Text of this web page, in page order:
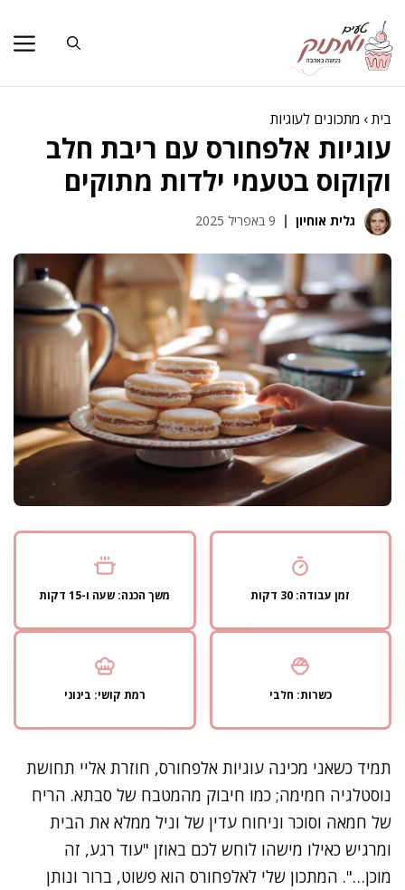
לתוכן
בית› מתכונים לעוגיות
עוגיות אלפחורס עם ריבת חלב
וקוקוס בטעמי ילדות מתוקים
גלית אוחיון 9 באפריל 2025
זמן עבודה: 30 דקות משך הכנה: שעה ו-15 דקות
כשרות: חלבי רמת קושי: בינוני
תמיד כשאני מכינה עוגיות אלפחורס, חוזרת אליי תחושת
נוסטלגיה חמימה; כמו חיבוק מהמטבח של סבתא. הריח
של חמאה וסוכר וניחוח עדין של וניל ממלא את הבית
ומרגיש כאילו מישהו לוחש לכם באוזן "עוד רגע, זה
מוכן…". המתכון שלי לאלפחורס הוא פשוט, ברור ונותן